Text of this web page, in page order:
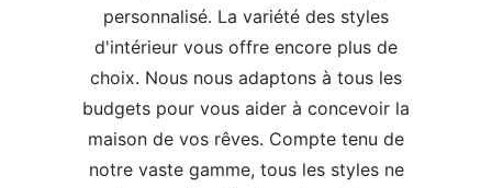
personnalisé. La variété des styles
d'intérieur vous offre encore plus de
choix. Nous nous adaptons à tous les
budgets pour vous aider à concevoir la
maison de vos rêves. Compte tenu de
notre vaste gamme, tous les styles ne